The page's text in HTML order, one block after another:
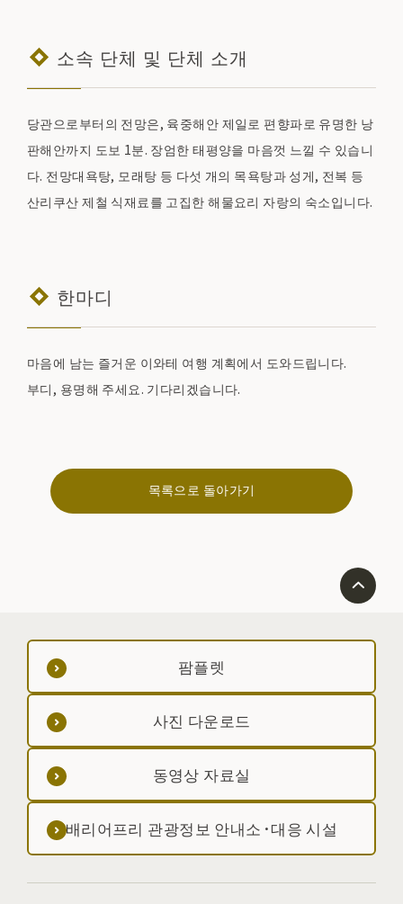
소속 단체 및 단체 소개
당관으로부터의 전망은, 육중해안 제일로 편향파로 유명한 낭
판해안까지 도보 1분. 장엄한 태평양을 마음껏 느낄 수 있습니
다. 전망대욕탕, 모래탕 등 다섯 개의 목욕탕과 성게, 전복 등
산리쿠산 제철 식재료를 고집한 해물요리 자랑의 숙소입니다.
한마디
마음에 남는 즐거운 이와테 여행 계획에서 도와드립니다.
부디, 용명해 주세요. 기다리겠습니다.
목록으로 돌아가기
팜플렛
사진 다운로드
동영상 자료실
배리어프리 관광정보 안내소·대응 시설